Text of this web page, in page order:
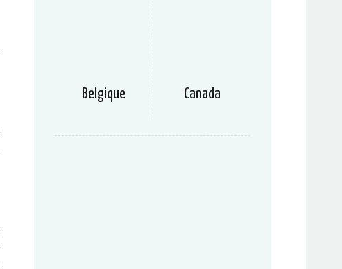
Belgique Canada